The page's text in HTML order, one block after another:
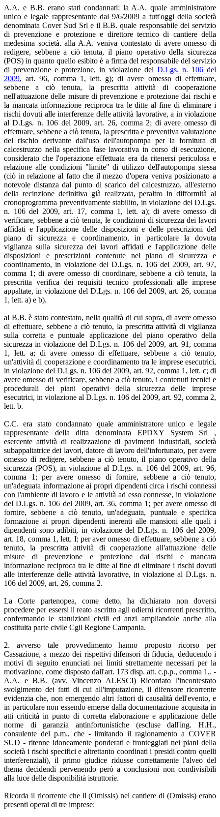
A.A. e B.B. erano stati condannati: la A.A. quale amministratore
unico e legale rappresentante dal 9/6/2009 a tutt'oggi della società
denominata Cover Sud Srl e il B.B. quale responsabile del servizio
di prevenzione e protezione e direttore tecnico di cantiere della
medesima società. alla A.A. veniva contestato di avere omesso di
redigere, sebbene a ciò tenuta, il piano operativo della sicurezza
(POS) in quanto quello esibito è a firma del responsabile del servizio
di prevenzione e protezione, in violazione del D.Lgs. n. 106 del
2009, art. 96, comma 1, lett. g); di avere omesso di effettuare,
sebbene a ciò tenuta, la prescritta attività di cooperazione
nell'attuazione delle misure di prevenzione e protezione dai rischi e
la mancata informazione reciproca tra le ditte al fine di eliminare i
rischi dovuti alle interferenze delle attività lavorative, a in violazione
al D.Lgs. n. 106 del 2009, art. 26, comma 2; di avere omesso di
effettuare, sebbene a ciò tenuta, la prescritta e preventiva valutazione
del rischio derivante dall'uso dell'autopompa per la fornitura di
calcestruzzo nella specifica fase lavorativa in corso di esecuzione,
considerato che l'operazione effettuata era da ritenersi pericolosa e
relazione alle condizioni "limite" di utilizzo dell'autopompa stessa
(ciò in relazione al fatto che il mezzo d'opera veniva posizionato a
notevole distanza dal punto di scarico del calcestruzzo, all'esterno
della recinzione definitiva già realizzata, peraltro in difformità al
cronoprogramma preventivamente stabilito, in violazione del D.Lgs.
n. 106 del 2009, art. 17, comma 1, lett. a); di avere omesso di
verificare, sebbene a ciò tenuta, le condizioni di sicurezza dei lavori
affidati e l'applicazione delle disposizioni e delle prescrizioni del
piano di sicurezza e coordinamento, in particolare la dovuta
vigilanza sulla sicurezza dei lavori affidati e l'applicazione delle
disposizioni e prescrizioni contenute nel piano di sicurezza e
coordinamento, in violazione del D.Lgs. n. 106 del 2009, art. 97,
comma 1; di avere omesso di coordinare, sebbene a ciò tenuta, la
prescritta verifica dei requisiti tecnico professionali alle imprese
appaltate, in violazione del D.Lgs. n. 106 del 2009, art. 26, comma
1, lett. a) e b).
al B.B. è stato contestato, nella qualità di cui sopra, di avere omesso
di effettuare, sebbene a ciò tenuto, la prescritta attività di vigilanza
sulla corretta e puntuale applicazione del piano operativo della
sicurezza in violazione del D.Lgs. n. 106 del 2009, art. 91, comma
1, lett. a; di avere omesso di effettuare, sebbene a ciò tenuto,
un'attività di cooperazione e coordinamento tra le imprese esecutrici,
in violazione del D.Lgs. n. 106 del 2009, art. 92, comma 1, lett. c; di
avere omesso di verificare, sebbene a ciò tenuto, i contenuti tecnici e
procedurali dei piani operativi della sicurezza delle imprese
esecutrici, in violazione al D.Lgs. n. 106 del 2009, art. 92, comma 2,
lett. b.
C.C. era stato condannato quale amministratore unico e legale
rappresentante della ditta denominata EPDXY System Srl ,
esercente attività di realizzazione di pavimenti industriali, società
subappaltatrice dei lavori, datore di lavoro dell'infortunato, per avere
omesso di redigere, sebbene a ciò tenuto, il piano operativo della
sicurezza (POS), in violazione al D.Lgs. n. 106 del 2009, art. 96,
comma 1; per avere omesso di fornire, sebbene a ciò tenuto,
un'adeguata informazione ai propri dipendenti circa i rischi connessi
con l'ambiente di lavoro e le attività ad esso connesse, in violazione
del D.Lgs. n. 106 del 2009, art. 36, comma 1; per avere omesso di
fornire, sebbene a ciò tenuto, un'adeguata, puntuale e specifica
formazione ai propri dipendenti inerenti alle mansioni alle quali i
dipendenti sono adibiti, in violazione del D.Lgs. n. 106 del 2009,
art. 18, comma 1, lett. I; per aver omesso di effettuare, sebbene a ciò
tenuto, la prescritta attività di cooperazione all'attuazione delle
misure di prevenzione e protezione dai rischi e mancata
informazione reciproca tra le ditte al fine di eliminare i rischi dovuti
alle interferenze delle attività lavorative, in violazione al D.Lgs. n.
106 del 2009, art. 26, comma 2.
La Corte partenopea, come detto, ha dichiarato non doversi
procedere per essersi il reato ascritto agli odierni ricorrenti prescritto,
confermando le statuizioni civili ed anzi ampliandole anche alla
costituita parte civile Cgil Regione Campania.
2. avverso tale provvedimento hanno proposto ricorso per
Cassazione, a mezzo dei rispettivi difensori di fiducia, deducendo i
motivi di seguito enunciati nei limiti strettamente necessari per la
motivazione, come disposto dall'art. 173 disp. att. c.p.p., comma 1,. -
A.A. e B.B. (avv. Vincenzo ALESCI) Ricordato l'incontestato
svolgimento dei fatti di cui all'imputazione, il difensore ricorrente
evidenzia che, non emergendo altri fattori di causalità dell'evento, e
in particolare non essendo emerse dalla documentazione acquisita in
atti criticità in punto di corretta elaborazione e applicazione delle
norme di garanzia antinfortunistiche (escluse dall'ing. H.H.,
consulente del p.m., che - limitando il ragionamento a COVER
SUD - ritenne idoneamente ponderati e fronteggiati nei piani della
società i rischi specifici e altrettanto coordinati i presidi contro quelli
interferenziali), il primo giudice ridusse correttamente l'alveo del
thema decidendi pervenendo però a conclusioni non condivisibili
alla luce delle disponibilità istruttorie.
Ricorda il ricorrente che il (Omissis) nel cantiere di (Omissis) erano
presenti operai di tre imprese: